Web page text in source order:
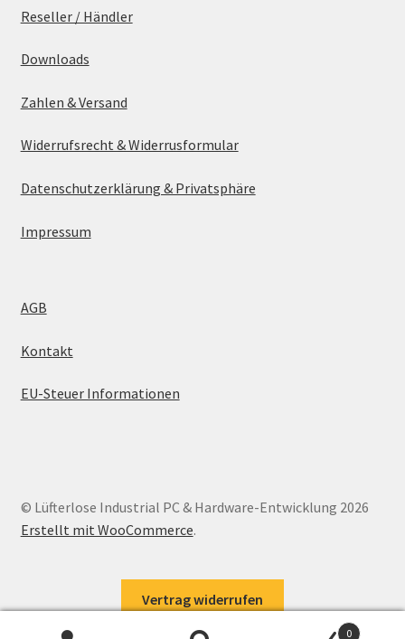
Reseller / Händler
Downloads
Zahlen & Versand
Widerrufsrecht & Widerrusformular
Datenschutzerklärung & Privatsphäre
Impressum
AGB
Kontakt
EU-Steuer Informationen
© Lüfterlose Industrial PC & Hardware-Entwicklung 2026
Erstellt mit WooCommerce.
Vertrag widerrufen
0